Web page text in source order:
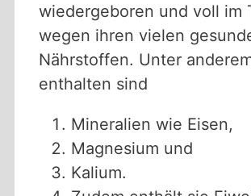
wiedergeboren und voll im
wegen ihren vielen
Nährstoffen. Unter
enthalten sind
Mineralien wie Eisen,
Magnesium und
Kalium.